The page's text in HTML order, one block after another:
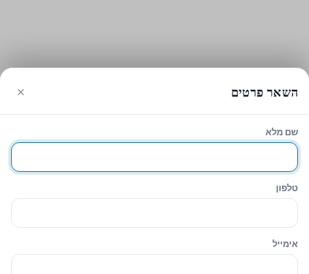
השאר פרטים ×
שם מלא
טלפון
אימייל